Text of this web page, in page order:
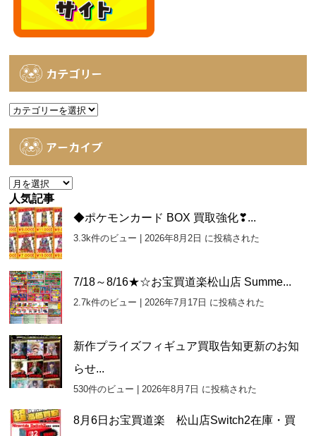
カテゴリー
カ
アーカイブ
ア
ー
カ
イ
ブ
人気記事
◆ポケモンカード BOX 買取強化❣...
3.3k件のビュー |2026年8月2日 に投稿された
7/18～8/16★☆お宝買道楽松山店 Summe...
2.7k件のビュー |2026年7月17日 に投稿された
新作プライズフィギュア買取告知更新のお知
らせ...
530件のビュー |2026年8月7日 に投稿された
8月6日お宝買道楽 松山店Switch2在庫・買